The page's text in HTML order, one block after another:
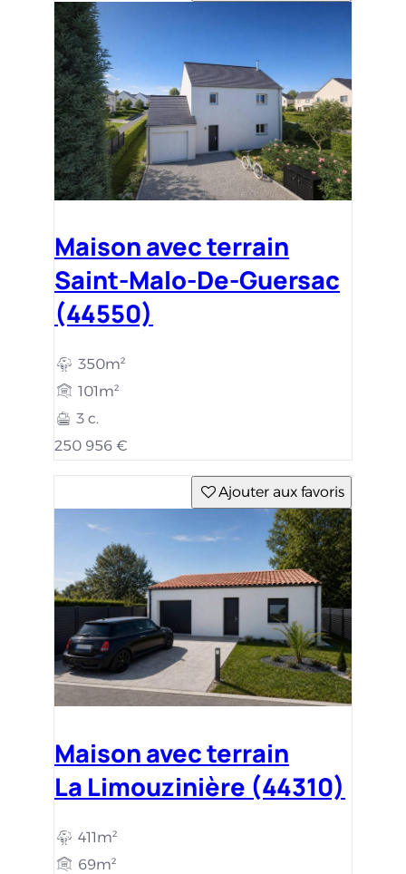
Maison avec terrain
Saint-Malo-De-Guersac
(44550)
350m²
101m²
3 c.
250 956 €
Ajouter aux favoris
Maison avec terrain
La Limouzinière (44310)
411m²
69m²